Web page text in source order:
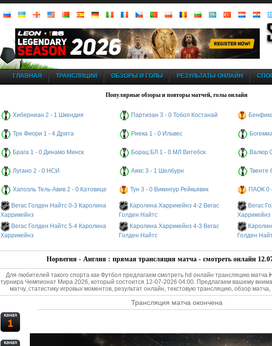
ГЛАВНАЯ ТРАНСЛЯЦИИ ОБЗОРЫ И ГОЛЫ РЕЗУЛЬТАТЫ ОНЛАЙН
Популярные обзоры и повторы матчей, голы онлайн
Хиберниан 2 - 1 Шкендия Партизан 3 - 0 Тобол Костанай
Тре Фиори 1 - 4 Дрита Риека 1 - 0 Ильвес
Брага 1 - 0 Динамо Минск Борац БЛ 1 - 0 МЛ Витебск Валюр
Лугано 2 - 0 НСИ Аякс 3 - 1 Шелбурн Твенте
Хапоэль Тель-Авив 2 - 0 Катовице Тун 3 - 0 Викингур Рейкьявик ПАОК 0
Вегас Голден Найтс 0-3 Каролина
Харрикейнз
Каролина Харрикейнз 4-2 Вегас
Голден Найтс
Вегас
Харрикейнз
Вегас Голден Найтс 5-4 Каролина
Харрикейнз
Каролина Харрикейнз 4-3 Вегас
Голден Найтс
Голден
Норвегия - Англия : прямая трансляция матча - смотреть онлайн
Для любителей такого спорта как Футбол предлагаем смотреть hd онлайн трансляцию матча
турнира Чемпионат Мира 2026, который состоится 12-07-2026 04:00. Предлагаем вашему
матчу, статистику игровых моментов, результат онлайн, текстовую трансляцию, обзор
Трансляция матча окончена